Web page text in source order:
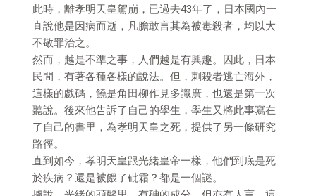
此時，離孝明天皇駕崩，已過去43年了，日本國內一
直說他是因病而逝，凡膽敢言其為被毒殺者，均以大
不敬罪治之。
然而，越是不準之事，人們越是有興趣。因此，日本
民間，有著各種各樣的說法。但，刺殺者逃亡海外，
這樣的戲碼，饒是角田柳作見多識廣，也還是第一次
聽說。後來他告訴了自己的學生，學生又將此事寫在
了自己的書里，為孝明天皇之死，提供了另一條研究
路徑。
直到如今，孝明天皇跟光緒皇帝一樣，他們到底是死
於疾病？還是被餵了砒霜？都是一個謎。